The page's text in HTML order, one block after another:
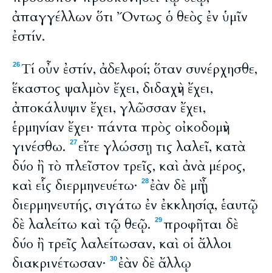
ἀπαγγέλλων ὅτι Ὄντως ὁ θεὸς ἐν ὑμῖν
ἐστίν.
26Τί οὖν ἐστίν, ἀδελφοί; ὅταν συνέρχησθε,
ἕκαστος ψαλμὸν ἔχει, διδαχὴν ἔχει,
ἀποκάλυψιν ἔχει, γλῶσσαν ἔχει,
ἑρμηνίαν ἔχει· πάντα πρὸς οἰκοδομὴν
γινέσθω.
27 εἴτε γλώσσῃ τις λαλεῖ, κατὰ
δύο ἢ τὸ πλεῖστον τρεῖς, καὶ ἀνὰ μέρος,
καὶ εἷς διερμηνευέτω·
28 ἐὰν δὲ μὴ ᾖ
διερμηνευτής, σιγάτω ἐν ἐκκλησίᾳ, ἑαυτῷ
δὲ λαλείτω καὶ τῷ θεῷ.
29προφῆται δὲ
δύο ἢ τρεῖς λαλείτωσαν, καὶ οἱ ἄλλοι
διακρινέτωσαν·
30 ἐὰν δὲ ἄλλῳ